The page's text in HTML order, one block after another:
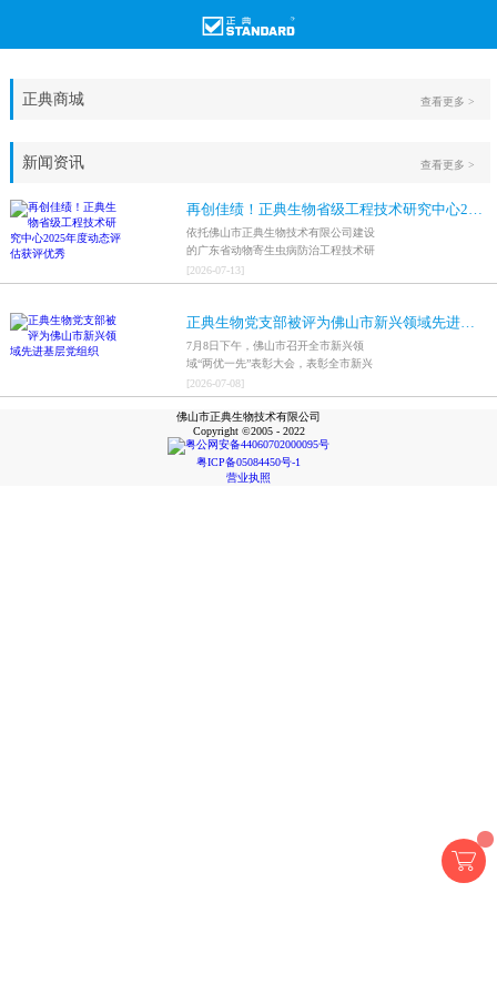
正典商城 查看更多 >
新闻资讯
再创佳绩！正典生物省级工程技术研究中心2025年度动态评估获评优秀
依托佛山市正典生物技术有限公司建设
的广东省动物寄生虫病防治工程技术研
究中心，在全省参评科研平台中综合表
现突出，成功获评最高评价等级“优
[2026-07-13]
正典生物党支部被评为佛山市新兴领域先进基层党组织
7月8日下午，佛山市召开全市新兴领
域“两优一先”表彰大会，表彰全市新兴
领域优秀共产党员、优秀党务工作者和
先进基层党组织，中共佛山市正典生物
技术有限公司支部委员会被评为佛山市
新兴领域先进基层党组织。
[2026-07-08]
查看更多 >
佛山市正典生物技术有限公司
Copyright ©2005 - 2022
粤公网安备44060702000095号
粤ICP备05084450号-1
营业执照